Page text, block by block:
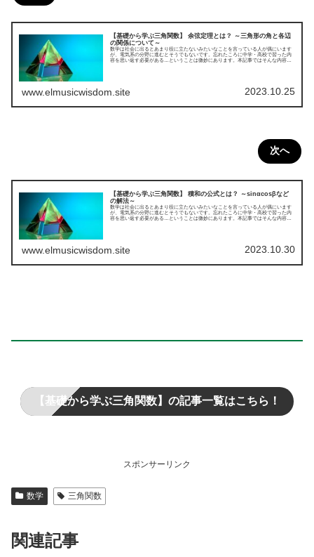
【基礎から学ぶ三角関数】 余弦定理とは？ ～三角形の角と各辺
の関係について～
数学は社会に出るとあまり役に立たないみたいなことを言っている人が偶にいます
が、電気系の分野に進むとそうでもないです。忘れたころに中学・高校で習った内
容を思い返す必要がある…ということは微妙にあります。本記事ではそんな内容の
www.elmusicwisdom.site 2023.10.25
次へ
【基礎から学ぶ三角関数】 積和の公式とは？ ～sinαcosβなど
の解法～
数学は社会に出るとあまり役に立たないみたいなことを言っている人が偶にいます
が、電気系の分野に進むとそうでもないです。忘れたころに中学・高校で習った内
容を思い返す必要がある…ということは微妙にあります。本記事ではそんな内容の
www.elmusicwisdom.site 2023.10.30
【基礎から学ぶ三角関数】の記事一覧はこちら！
スポンサーリンク
数学 三角関数
関連記事